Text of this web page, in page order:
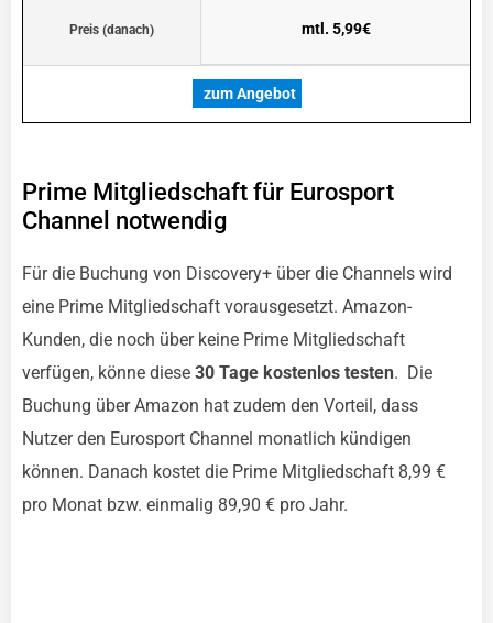
Preis (danach) mtl. 5,99€
zum Angebot
Prime Mitgliedschaft für Eurosport
Channel notwendig
Für die Buchung von Discovery+ über die Channels wird
eine Prime Mitgliedschaft vorausgesetzt. Amazon-
Kunden, die noch über keine Prime Mitgliedschaft
verfügen, könne diese 30 Tage kostenlos testen. Die
Buchung über Amazon hat zudem den Vorteil, dass
Nutzer den Eurosport Channel monatlich kündigen
können. Danach kostet die Prime Mitgliedschaft 8,99 €
pro Monat bzw. einmalig 89,90 € pro Jahr.